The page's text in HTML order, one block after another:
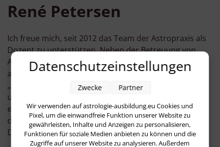
René Petersen
Ich freue mich, seit 2012 das Team der Astropraxis als
Dozent zu unterstützen. Neben der Betreuung von
Auszubildenden im Einzelunterricht leite ich als Tutor
auch per Webinar Gruppen zu astrologischem
„Austausch und Übung“ parallel zur Grundausbildung
und zum Aufbaustudium. Die Praktikumsleitung
ergänzt meine Tätigkeit für die Astropraxis ebenso wie
die Vorbereitung von Schülern auf eine Prüfung beim
DAV.
Datenschutzeinstellungen
Wir verwenden auf astrologie-ausbildung.eu Cookies und
Pixel, um die einwandfreie Funktion unserer Website zu
gewährleisten, Inhalte und Anzeigen zu personalisieren,
Funktionen für soziale Medien anbieten zu können und die
Zugriffe auf unserer Website zu analysieren. Außerdem
Zwecke Partner